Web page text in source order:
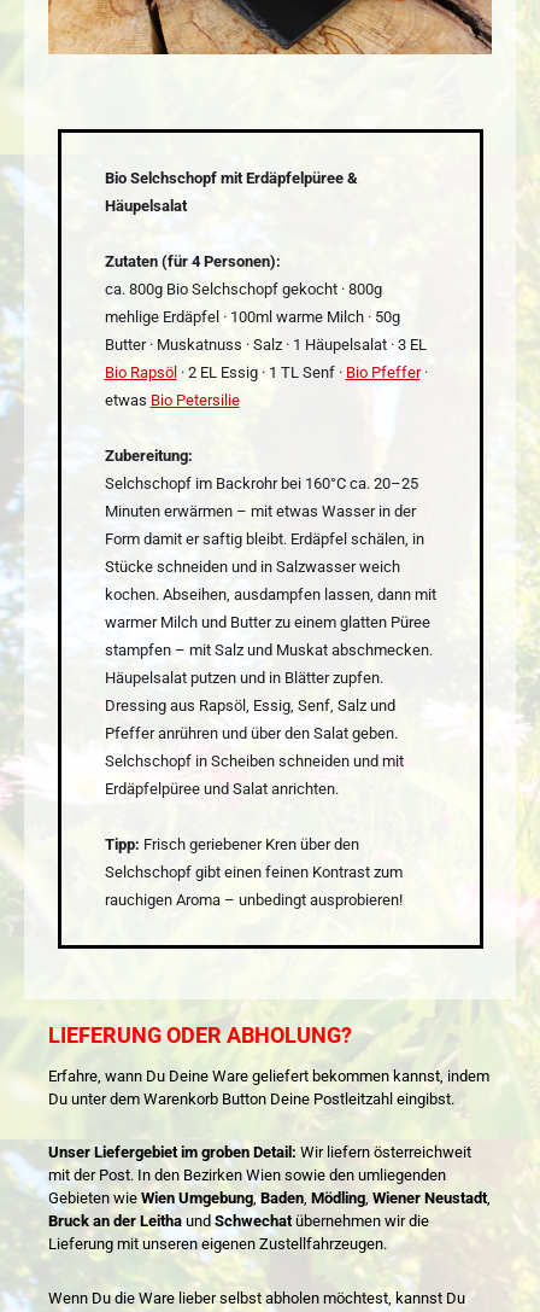
Bio Selchschopf mit Erdäpfelpüree &
Häupelsalat
Zutaten (für 4 Personen):
ca. 800g Bio Selchschopf gekocht · 800g
mehlige Erdäpfel · 100ml warme Milch · 50g
Butter · Muskatnuss · Salz · 1 Häupelsalat · 3 EL
Bio Rapsöl · 2 EL Essig · 1 TL Senf · Bio Pfeffer·
etwas Bio Petersilie
Zubereitung:
Selchschopf im Backrohr bei 160°C ca. 20–25
Minuten erwärmen – mit etwas Wasser in der
Form damit er saftig bleibt. Erdäpfel schälen, in
Stücke schneiden und in Salzwasser weich
kochen. Abseihen, ausdampfen lassen, dann mit
warmer Milch und Butter zu einem glatten Püree
stampfen – mit Salz und Muskat abschmecken.
Häupelsalat putzen und in Blätter zupfen.
Dressing aus Rapsöl, Essig, Senf, Salz und
Pfeffer anrühren und über den Salat geben.
Selchschopf in Scheiben schneiden und mit
Erdäpfelpüree und Salat anrichten.
Tipp: Frisch geriebener Kren über den
Selchschopf gibt einen feinen Kontrast zum
rauchigen Aroma – unbedingt ausprobieren!
LIEFERUNG ODER ABHOLUNG?
Erfahre, wann Du Deine Ware geliefert bekommen kannst, indem
Du unter dem Warenkorb Button Deine Postleitzahl eingibst.
Unser Liefergebiet im groben Detail: Wir liefern österreichweit
mit der Post. In den Bezirken Wien sowie den umliegenden
Gebieten wie Wien Umgebung,Baden, Mödling, Wiener Neustadt,
Bruck an der LeithaundSchwechatübernehmen wir die
Lieferung mit unseren eigenen Zustellfahrzeugen.
Wenn Du die Ware lieber selbst abholen möchtest, kannst Du